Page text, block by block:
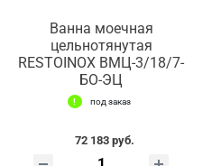
Ванна моечная
цельнотянутая
RESTOINOX ВМЦ-3/18/7-
БО-ЭЦ
под заказ
72 183 руб.